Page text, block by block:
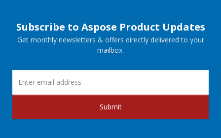
Subscribe to Aspose Product Updates
Get monthly newsletters & offers directly delivered to your
mailbox.
Submit